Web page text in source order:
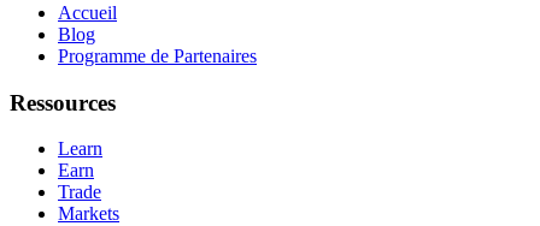
Accueil
Blog
Programme de Partenaires
Ressources
Learn
Earn
Trade
Markets